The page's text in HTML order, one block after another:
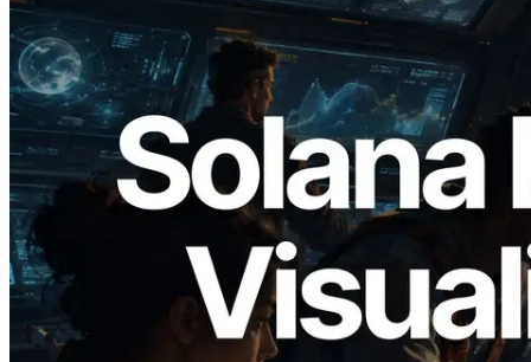
2026.05.24
Validators Solutions lance le Solana Block
Analyzer — Visualisation du temps de
production de bloc par slot et des
validateurs assignés